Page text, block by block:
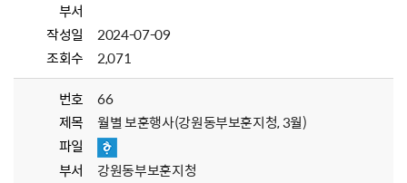
부서
작성일
2024-07-09
조회수
2,071
번호
66
제목
월별 보훈행사(강원동부보훈지청, 3월)
파일
부서
강원동부보훈지청